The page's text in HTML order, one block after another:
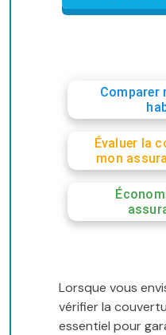
Comparer
Évaluer la
mon
Lorsque vous
vérifier la
essentiel pour